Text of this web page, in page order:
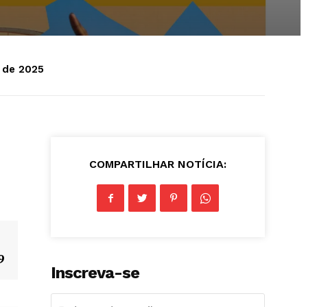
2025
COMPARTILHAR NOTÍCIA:
Inscreva-se